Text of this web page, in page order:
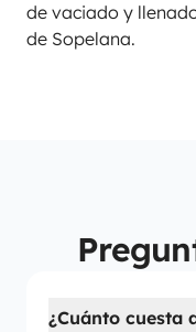
de vaciado y
de Sopelana.
¿Cuánto cuesta